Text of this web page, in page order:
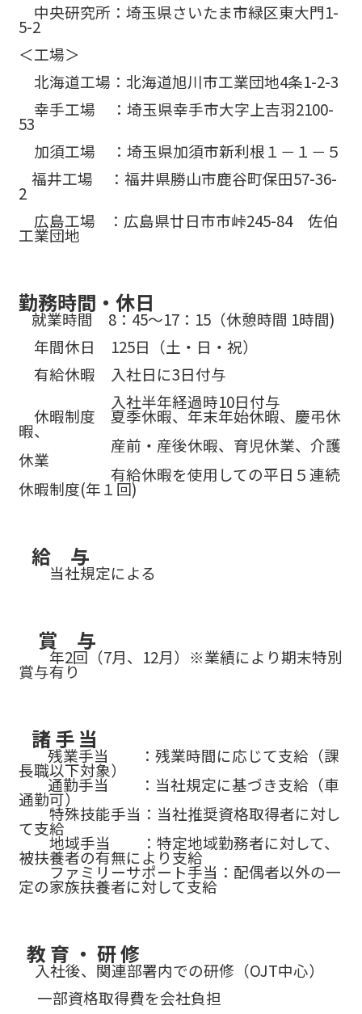
中央研究所：埼玉県さいたま市緑区東大門1-
5-2
＜工場＞
北海道工場：北海道旭川市工業団地4条1-2-3
幸手工場 ：埼玉県幸手市大字上吉羽2100-
53
加須工場 ：埼玉県加須市新利根１－１－５
福井工場 ：福井県勝山市鹿谷町保田57-36-
2
広島工場 ：広島県廿日市市峠245-84 佐伯
工業団地
勤務時間・休日
就業時間 8：45～17：15（休憩時間 1時間)
年間休日 125日（土・日・祝）
有給休暇 入社日に3日付与
入社半年経過時10日付与
休暇制度 夏季休暇、年末年始休暇、慶弔休
暇、
産前・産後休暇、育児休業、介護
休業
有給休暇を使用しての平日５連続
休暇制度(年１回)
給 与
当社規定による
賞 与
年2回（7月、12月）※業績により期末特別
賞与有り
諸 手 当
残業手当 ：残業時間に応じて支給（課
長職以下対象）
通勤手当 ：当社規定に基づき支給（車
通勤可）
特殊技能手当：当社推奨資格取得者に対し
て支給
地域手当 ：特定地域勤務者に対して、
被扶養者の有無により支給
ファミリーサポート手当：配偶者以外の一
定の家族扶養者に対して支給
教 育 ・ 研 修
入社後、関連部署内での研修（OJT中心）
一部資格取得費を会社負担